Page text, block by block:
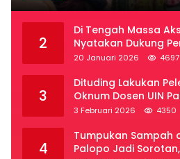
2
Di Tengah Massa
Nyatakan Dukung
Luwu Raya
20 Januari 2026 4697
3
Dituding Lakukan
Oknum Dosen UIN
Kronologi
3 Februari 2026 4350
4
Tumpukan Sampah
Palopo Jadi